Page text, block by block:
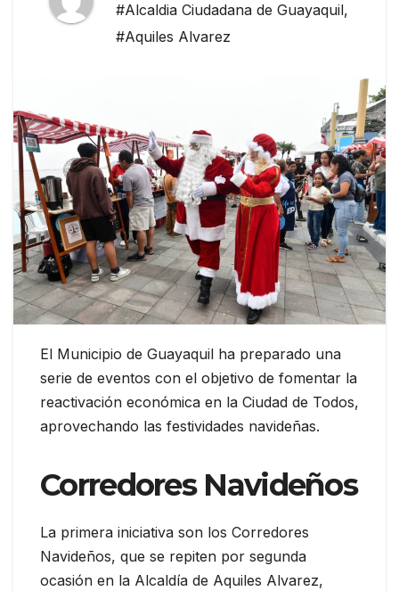
#Alcaldia Ciudadana de Guayaquil,
#Aquiles Alvarez
El Municipio de Guayaquil ha preparado una
serie de eventos con el objetivo de fomentar la
reactivación económica en la Ciudad de Todos,
aprovechando las festividades navideñas.
Corredores Navideños
La primera iniciativa son los Corredores
Navideños, que se repiten por segunda
ocasión en la Alcaldía de Aquiles Alvarez,